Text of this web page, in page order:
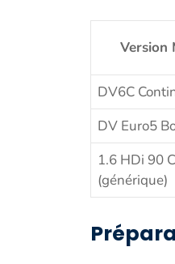
Version
DV6C
DV Euro5
1.6 HDi 90
(générique)